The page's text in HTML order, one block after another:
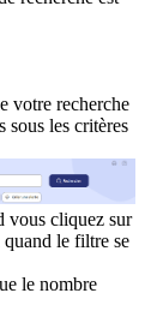
votre recherche
sous les critères
vous cliquez sur
le filtre se
le nombre